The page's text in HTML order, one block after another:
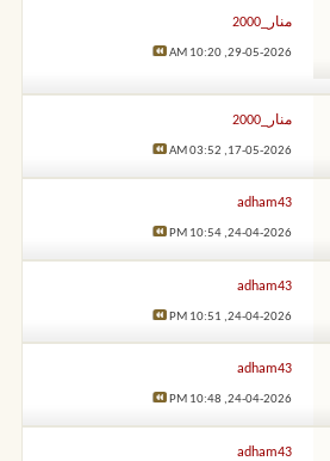
منار_2000
29-05-2026,
10:20 AM
منار_2000
17-05-2026,
03:52 AM
adham43
24-04-2026,
10:54 PM
adham43
24-04-2026,
10:51 PM
adham43
24-04-2026,
10:48 PM
adham43